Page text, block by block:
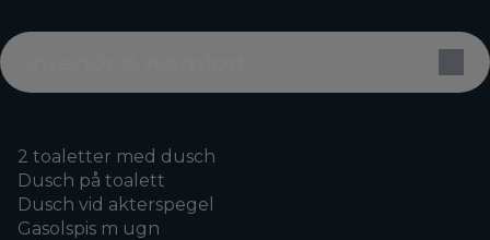
2 toaletter med dusch
Dusch på toalett
Dusch vid akterspegel
Gasolspis m ugn